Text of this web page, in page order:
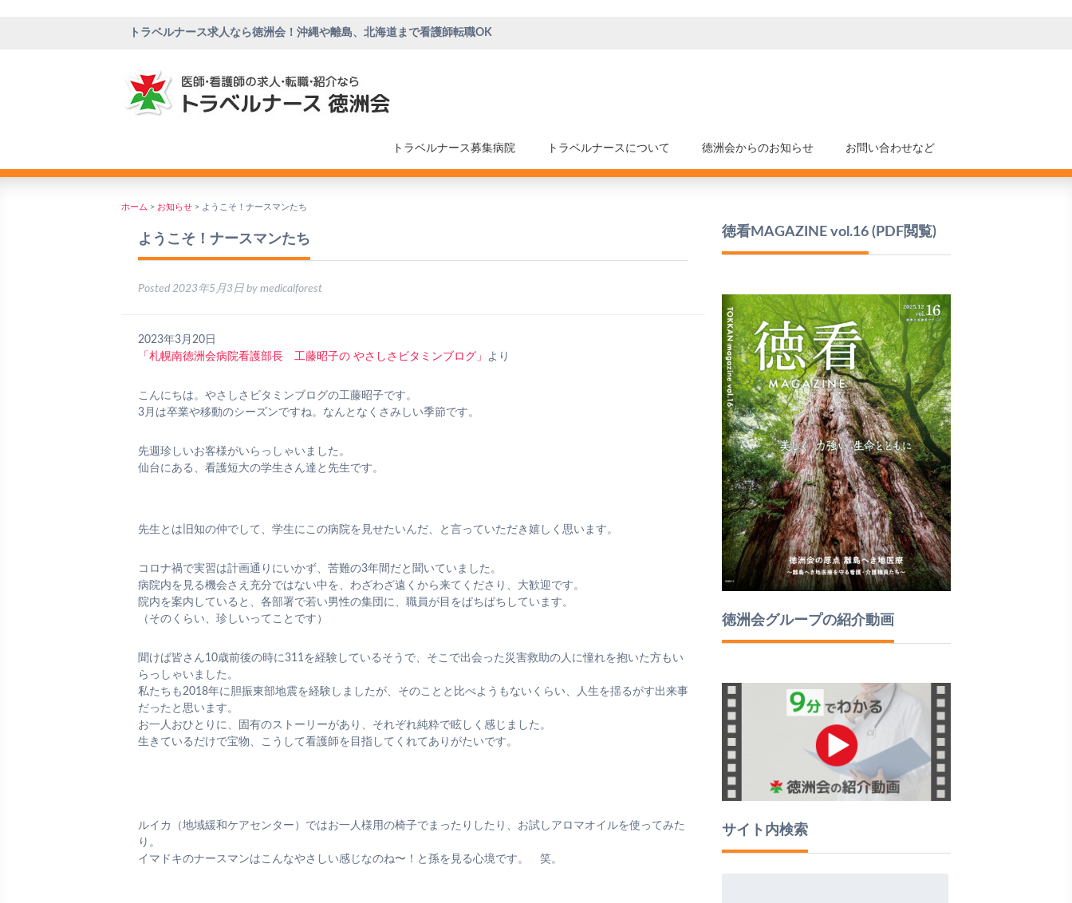
トラベルナース求人なら徳洲会！沖縄や離島、北海道まで看護師転職OK
トラベルナース募集病院 トラベルナースについて 徳洲会からのお知らせ お問い合わせなど
ホーム > お知らせ > ようこそ！ナースマンたち
ようこそ！ナースマンたち
Posted 2023年5月3日 by medicalforest
2023年3月20日
「札幌南徳洲会病院看護部長 工藤昭子の やさしさビタミンブログ」 より
こんにちは。やさしさビタミンブログの工藤昭子です。
3月は卒業や移動のシーズンですね。なんとなくさみしい季節です。
先週珍しいお客様がいらっしゃいました。
仙台にある、看護短大の学生さん達と先生です。
先生とは旧知の仲でして、学生にこの病院を見せたいんだ、と言っていただき嬉しく思います。
コロナ禍で実習は計画通りにいかず、苦難の3年間だと聞いていました。
病院内を見る機会さえ充分ではない中を、わざわざ遠くから来てくださり、大歓迎です。
院内を案内していると、各部署で若い男性の集団に、職員が目をぱちぱちしています。
（そのくらい、珍しいってことです）
聞けば皆さん10歳前後の時に311を経験しているそうで、そこで出会った災害救助の人に憧れを抱いた方もい
らっしゃいました。
私たちも2018年に胆振東部地震を経験しましたが、そのことと比べようもないくらい、人生を揺るがす出来事
だったと思います。
お一人おひとりに、固有のストーリーがあり、それぞれ純粋で眩しく感じました。
生きているだけで宝物、こうして看護師を目指してくれてありがたいです。
ルイカ（地域緩和ケアセンター）ではお一人様用の椅子でまったりしたり、お試しアロマオイルを使ってみた
り。
イマドキのナースマンはこんなやさしい感じなのね〜！と孫を見る心境です。 笑。
徳看MAGAZINE vol.16(PDF閲覧)
徳洲会グループの紹介動画
サイト内検索